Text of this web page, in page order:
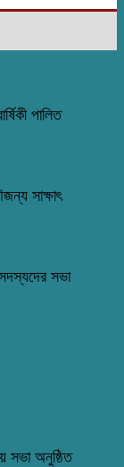
পালিত
সাক্ষাৎ
সভা
সভা অনুষ্ঠিত